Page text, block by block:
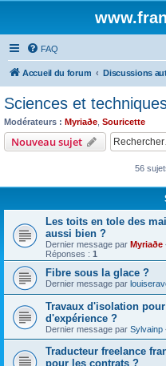
FAQ
Accueil du forum
Sciences et
Modérateurs : Myriaðe Souricette
Nouveau sujet
56
Les toits en tole des
aussi bien ?
Dernier message par Myriaðe
Réponses : 1
Fibre sous la glace ?
Dernier message par
Travaux d'isolation
d'expérience ?
Dernier message par Sylvainp
Traducteur freelance
pour les contrats ?